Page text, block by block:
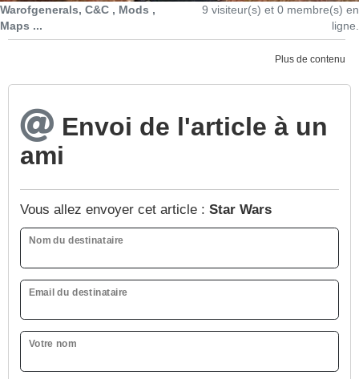
Warofgenerals, C&C , Mods ,
Maps ...
9 visiteur(s) et 0 membre(s) en
ligne.
Plus de contenu
Envoi de l'article à un
ami
Vous allez envoyer cet article :Star Wars
Nom du destinataire
Email du destinataire
Votre nom